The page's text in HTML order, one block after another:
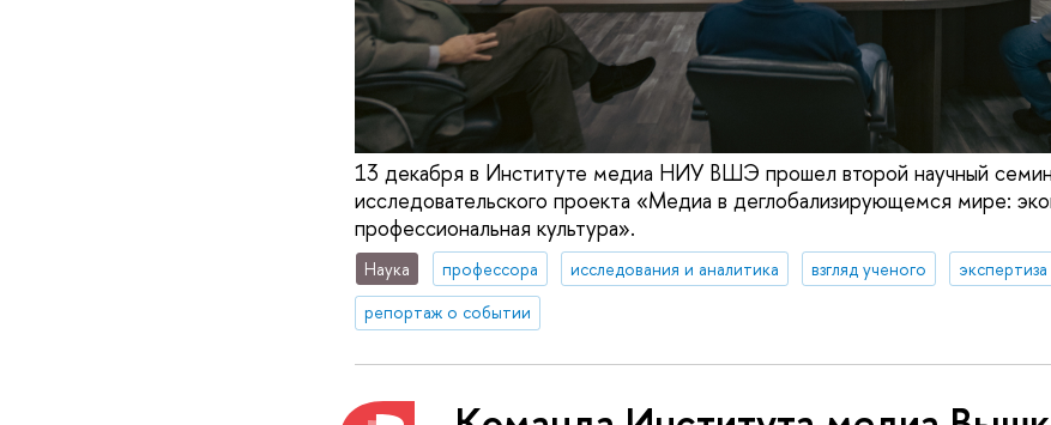
13 декабря в Институте медиа НИУ ВШЭ прошел второй научный
исследовательского проекта «Медиа в деглобализирующемся мире:
профессиональная культура».
Наука профессора исследования и аналитика взгляд ученого
экспертиза
репортаж о событии